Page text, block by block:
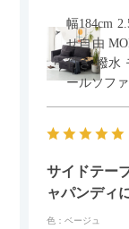
幅184cm
せ自由
付き 撥水
ールソフ
サイドテー
ャパンディ
色：ベージュ